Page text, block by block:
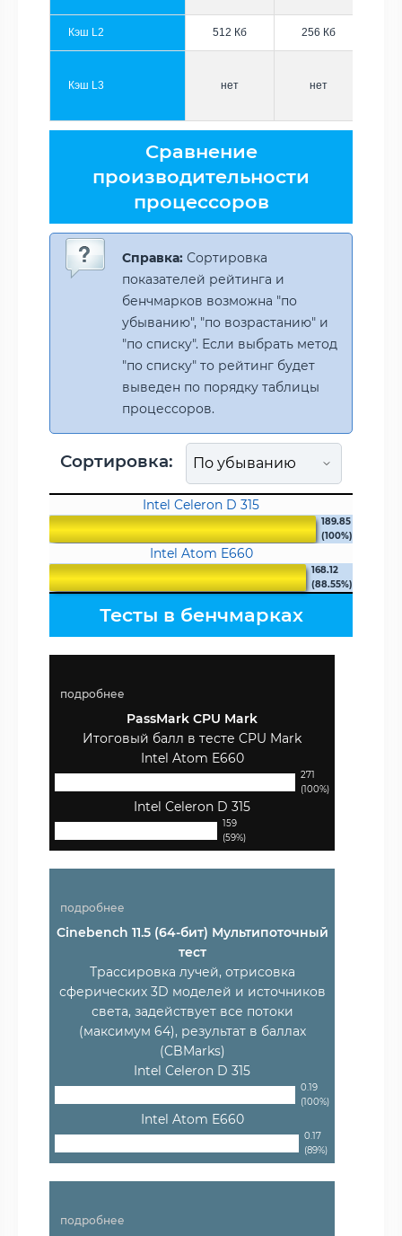
Кэш L2 512 Кб 256 Кб
Кэш L3 нет нет
Сравнение
производительности
процессоров
Справка: Сортировка
показателей рейтинга и
бенчмарков возможна "по
убыванию", "по возрастанию" и
"по списку". Если выбрать метод
"по списку" то рейтинг будет
выведен по порядку таблицы
процессоров.
Сортировка:
Intel Celeron D 315
189.85
(100%)
Intel Atom E660
168.12
(88.55%)
Тесты в бенчмарках
подробнее
PassMark CPU Mark
Итоговый балл в тесте CPU Mark
Intel Atom E660
271
(100%)
Intel Celeron D 315
159
(59%)
подробнее
Cinebench 11.5 (64-бит) Мультипоточный
тест
Трассировка лучей, отрисовка
сферических 3D моделей и источников
света, задействует все потоки
(максимум 64), результат в баллах
(CBMarks)
Intel Celeron D 315
0.19
(100%)
Intel Atom E660
0.17
(89%)
подробнее